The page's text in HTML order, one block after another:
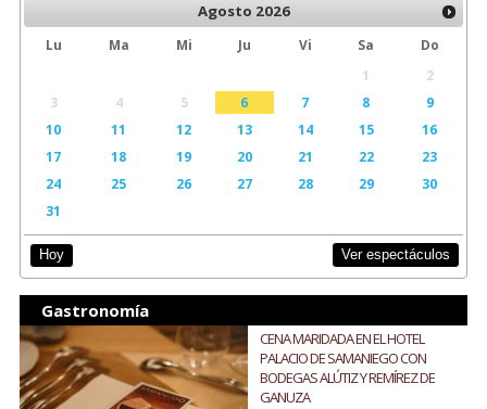
Agosto 2026
Lu Ma Mi Ju Vi Sa
Do
1
2
3
4 5 6 7 8
9
10
11 12 13 14 15
16
17
18 19 20 21 22
23
24
25 26 27 28 29
30
31
Hoy Ver espectáculos
Gastronomía
CENA MARIDADA EN EL HOTEL
PALACIO DE SAMANIEGO CON
BODEGAS ALÚTIZ Y REMÍREZ DE
GANUZA